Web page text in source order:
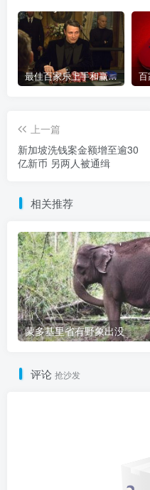
最佳百家乐上手和赢钱指南 – 终极版
上一篇
新加坡洗钱案金额增至逾30
亿新币 另两人被通缉
相关推荐
蒙多基里省有野象出没
评论 抢沙发